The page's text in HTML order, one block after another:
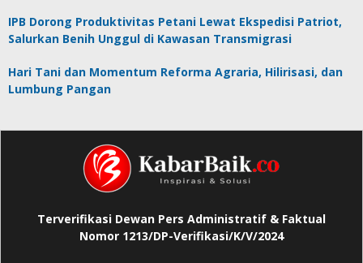
IPB Dorong Produktivitas Petani Lewat Ekspedisi Patriot,
Salurkan Benih Unggul di Kawasan Transmigrasi
Hari Tani dan Momentum Reforma Agraria, Hilirisasi, dan
Lumbung Pangan
Terverifikasi Dewan Pers Administratif & Faktual
Nomor 1213/DP-Verifikasi/K/V/2024